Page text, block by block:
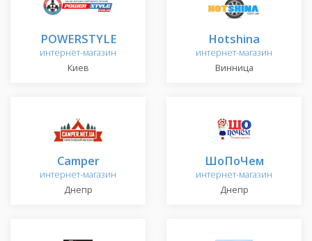
POWERSTYLE
интернет-магазин
Киев
Hotshina
интернет-магазин
Винница
Camper
интернет-магазин
Днепр
ШоПоЧем
интернет-магазин
Днепр